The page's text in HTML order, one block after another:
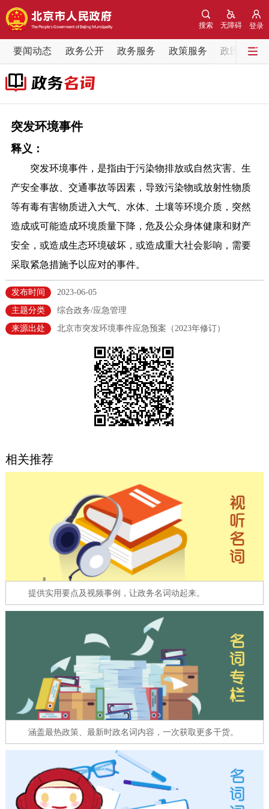
登录
无障碍
搜索
要闻动态 政务公开 政务服务 政策服务 政民互动
要闻动态
党中央精神
各区热点
政务公开
市领导 机构职能 政策服务
政策兑现 政策解读 回应关切
决策公开
政务服务
法人服务
利企服务
阳光政务
参与调查 在线访谈 图说互动
走进北京
北京概况 十六区概览
绿色北京 图说北京 视频北京
ENGLISH 한국어 日本語
DEUTSCH FRANÇAIS РУССКИЙ ЯЗЫК
ESPAÑOL العربية PORTUGUÊS
ITALIANO
突发环境事件
释义：
突发环境事件，是指由于污染物排放或自然灾害、生
产安全事故、交通事故等因素，导致污染物或放射性物质
等有毒有害物质进入大气、水体、土壤等环境介质，突然
造成或可能造成环境质量下降，危及公众身体健康和财产
安全，或造成生态环境破坏，或造成重大社会影响，需要
采取紧急措施予以应对的事件。
发布时间
2023-06-05
主题分类
综合政务/应急管理
来源出处
北京市突发环境事件应急预案（2023年修订）
相关推荐
提供实用要点及视频事例，让政务名词动起来。
涵盖最热政策、最新时政名词内容，一次获取更多干货。